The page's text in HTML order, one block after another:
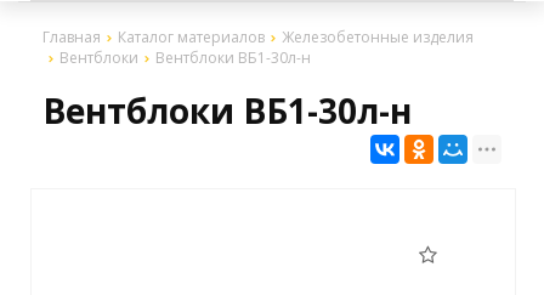
Главная Каталог материалов
Железобетонные изделия
Вентблоки
Вентблоки ВБ1-30л-н
Вентблоки ВБ1-30л-н